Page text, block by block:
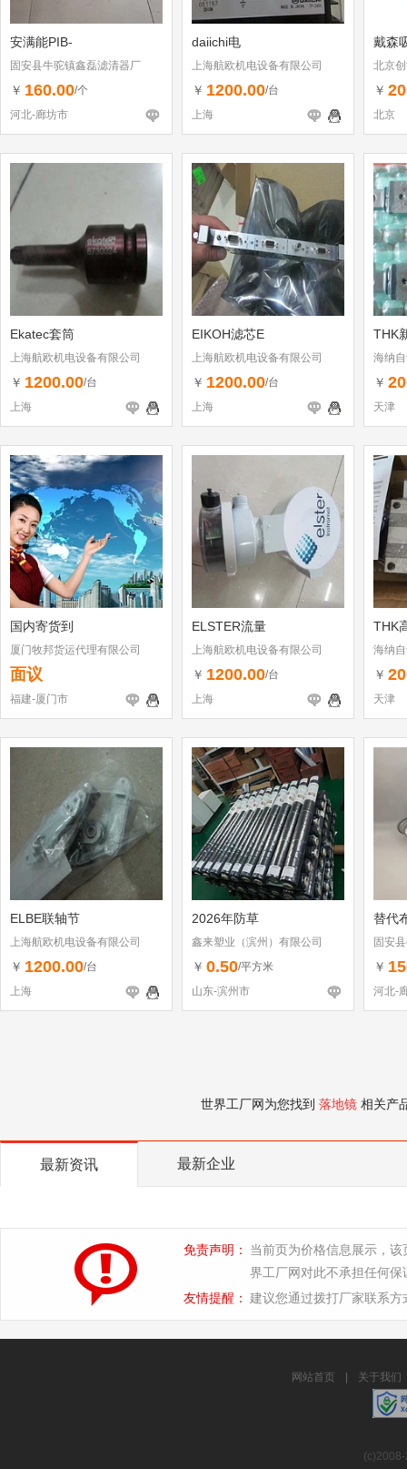
安满能PIB-
固安县牛驼镇鑫磊滤清器厂
￥ 160.00/个
河北-廊坊市
daiichi电
上海航欧机电设备有限公司
￥ 1200.00/台
上海
戴森
北京
￥
北京
Ekatec套筒
上海航欧机电设备有限公司
￥ 1200.00/台
上海
EIKOH滤芯E
上海航欧机电设备有限公司
￥ 1200.00/台
上海
THK
海纳
司
￥
天津
国内寄货到
厦门牧邦货运代理有限公司
面议
福建-厦门市
ELSTER流量
上海航欧机电设备有限公司
￥ 1200.00/台
上海
THK
海纳
司
￥
天津
ELBE联轴节
上海航欧机电设备有限公司
￥ 1200.00/台
上海
2026年防草
鑫来塑业（滨州）有限公司
￥ 0.50/平方米
山东-滨州市
替代
固安
￥
河北-
世界工厂网为您找到 落地镜 相关产
最新资讯 最新企业
免责声明：
当前页为价格信息展示，
界工厂网对此不承担任何保
友情提醒： 建议您通过拨打厂家联系
网站首页 关于我们